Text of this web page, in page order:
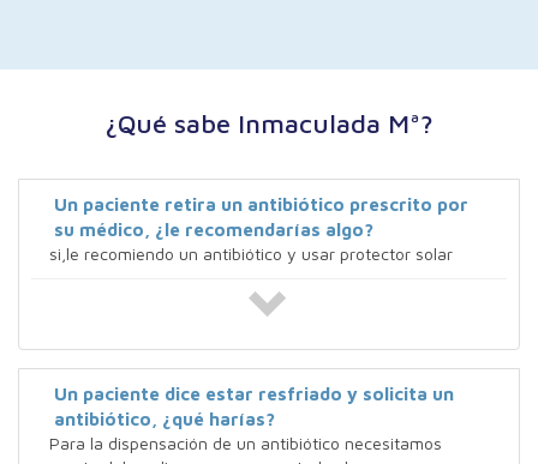
¿Qué sabe Inmaculada Mª?
Un paciente retira un antibiótico prescrito por
su médico, ¿le recomendarías algo?
si,le recomiendo un antibiótico y usar protector solar
Un paciente dice estar resfriado y solicita un
antibiótico, ¿qué harías?
Para la dispensación de un antibiótico necesitamos